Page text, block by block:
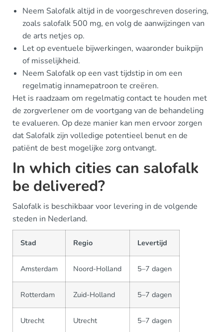
Neem Salofalk altijd in de voorgeschreven dosering,
zoals salofalk 500 mg, en volg de aanwijzingen van
de arts netjes op.
Let op eventuele bijwerkingen, waaronder buikpijn
of misselijkheid.
Neem Salofalk op een vast tijdstip in om een
regelmatig innamepatroon te creëren.
Het is raadzaam om regelmatig contact te houden met
de zorgverlener om de voortgang van de behandeling
te evalueren. Op deze manier kan men ervoor zorgen
dat Salofalk zijn volledige potentieel benut en de
patiënt de best mogelijke zorg ontvangt.
In which cities can salofalk
be delivered?
Salofalk is beschikbaar voor levering in de volgende
steden in Nederland.
Stad Regio Levertijd
Amsterdam Noord-Holland 5–7 dagen
Rotterdam Zuid-Holland 5–7 dagen
Utrecht Utrecht 5–7 dagen